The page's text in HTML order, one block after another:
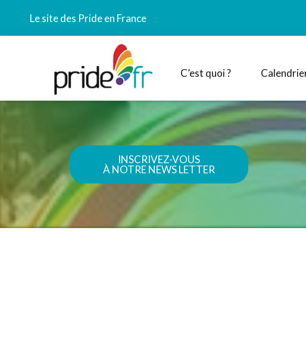
Le site des Pride en France
C’est quoi ?
INSCRIVEZ-VOUS
À NOTRE NEWS LETTER